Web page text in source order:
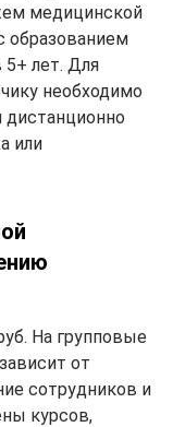
медицинской
образованием
лет. Для
необходимо
дистанционно
или
На групповые
от
сотрудников и
курсов,